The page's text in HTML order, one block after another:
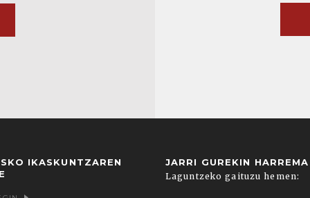
IKASKUNTZAREN
JARRI GUREKIN
Laguntzeko gaituzu hemen: